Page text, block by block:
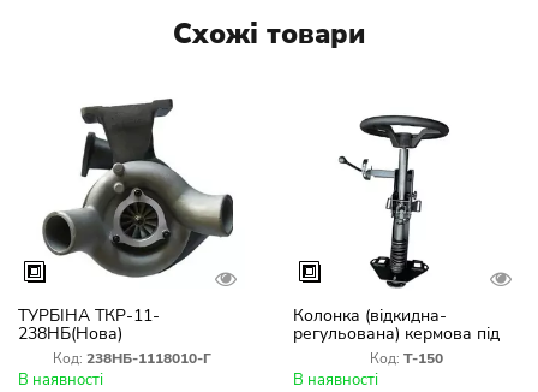
Схожі товари
ТУРБІНА ТКР-11-
238НБ(Нова)
Код: 238НБ-1118010-Г
В наявності
Колонка (відкидна-
регульована) кермова під
насос дозатор Т-150
Код: Т-150
В наявності